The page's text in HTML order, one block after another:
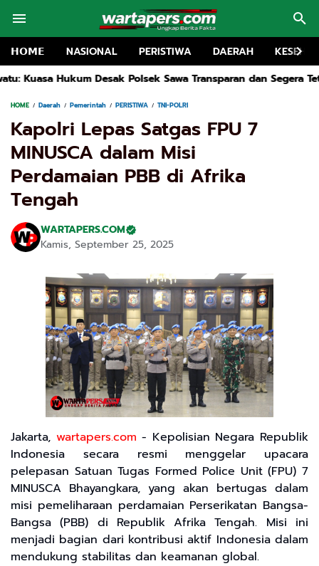
𝗛𝗢𝗠𝗘 NASIONAL PERISTIWA DAERAH
Sawa Transparan dan Segera Tetapkan Tersangka
HOME Daerah Pemerintah PERISTIWA TNI-POLRI
Kapolri Lepas Satgas FPU 7
MINUSCA dalam Misi
Perdamaian PBB di Afrika
Tengah
WARTAPERS.COM
Kamis, September 25, 2025
Jakarta, wartapers.com - Kepolisian Negara Republik
Indonesia secara resmi menggelar upacara
pelepasan Satuan Tugas Formed Police Unit (FPU) 7
MINUSCA Bhayangkara, yang akan bertugas dalam
misi pemeliharaan perdamaian Perserikatan Bangsa-
Bangsa (PBB) di Republik Afrika Tengah. Misi ini
menjadi bagian dari kontribusi aktif Indonesia dalam
mendukung stabilitas dan keamanan global.